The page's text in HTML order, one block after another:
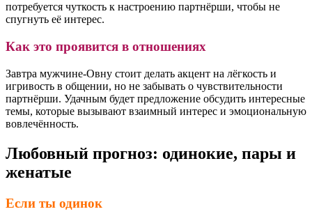
потребуется чуткость к настроению партнёрши, чтобы не
спугнуть её интерес.
Как это проявится в отношениях
Завтра мужчине-Овну стоит делать акцент на лёгкость и
игривость в общении, но не забывать о чувствительности
партнёрши. Удачным будет предложение обсудить интересные
темы, которые вызывают взаимный интерес и эмоциональную
вовлечённость.
Любовный прогноз: одинокие, пары и
женатые
Если ты одинок